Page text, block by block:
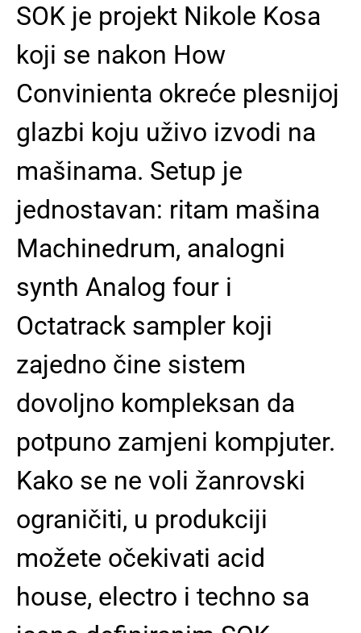
SOK je projekt Nikole Kosa
koji se nakon How
Convinienta okreće plesnijoj
glazbi koju uživo izvodi na
mašinama. Setup je
jednostavan: ritam mašina
Machinedrum, analogni
synth Analog four i
Octatrack sampler koji
zajedno čine sistem
dovoljno kompleksan da
potpuno zamjeni kompjuter.
Kako se ne voli žanrovski
ograničiti, u produkciji
možete očekivati acid
house, electro i techno sa